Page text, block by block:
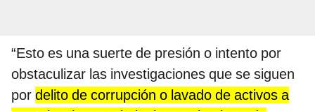
“Esto es una suerte de presión o intento por
obstaculizar las investigaciones que se siguen
por delito de corrupción o lavado de activos a